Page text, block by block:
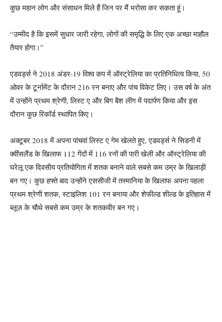
कुछ महान लोग और संसाधन मिले हैं जिन पर मैं भरोसा कर सकता हूं।
“उम्मीद है कि इसमें सुधार जारी रहेगा, लोगों की समृद्धि के लिए एक अच्छा माहौल
तैयार होगा।”
एडवर्ड्स ने 2018 अंडर-19 विश्व कप में ऑस्ट्रेलिया का प्रतिनिधित्व किया, 50
ओवर के टूर्नामेंट के दौरान 216 रन बनाए और पांच विकेट लिए। उस वर्ष के अंत
में उन्होंने प्रथम श्रेणी, लिस्ट ए और बिग बैश लीग में पदार्पण किया और इस
दौरान कुछ रिकॉर्ड स्थापित किए।
अक्टूबर 2018 में अपना पांचवां लिस्ट ए गेम खेलते हुए, एडवर्ड्स ने सिडनी में
क्वींसलैंड के खिलाफ 112 गेंदों में 116 रनों की पारी खेली और ऑस्ट्रेलिया की
घरेलू एक दिवसीय प्रतियोगिता में शतक बनाने वाले सबसे कम उम्र के खिलाड़ी
बन गए। कुछ हफ्ते बाद उन्होंने एससीजी में तस्मानिया के खिलाफ अपना पहला
प्रथम श्रेणी शतक, स्टाइलिश 101 रन बनाया और शेफील्ड शील्ड के इतिहास में
ब्लूज़ के चौथे सबसे कम उम्र के शतकवीर बन गए।